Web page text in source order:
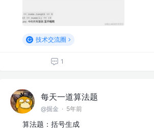
技术交流圈
1
每天一道算法题
@掘金 · 5年前
算法题：括号生成